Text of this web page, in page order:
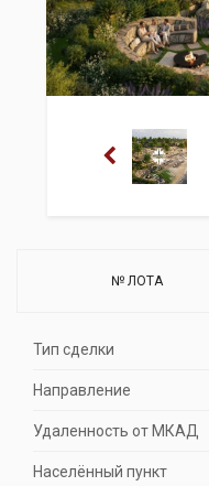
№ ЛОТА
Тип сделки
Направление
Удаленность от МКАД
Населённый пункт